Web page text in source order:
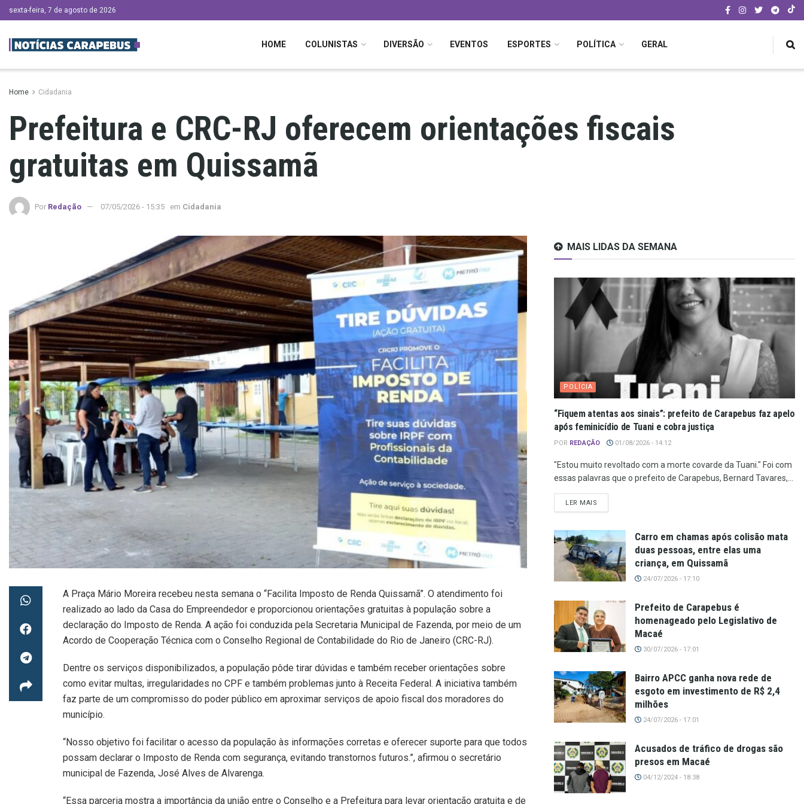
sexta-feira, 7 de agosto de 2026
HOME COLUNISTAS DIVERSÃO EVENTOS ESPORTES POLÍTICA GERAL
Home Cidadania
Prefeitura e CRC-RJ oferecem orientações fiscais
gratuitas em Quissamã
Por Redação 07/05/2026 - 15:35 em Cidadania
A Praça Mário Moreira recebeu nesta semana o “Facilita Imposto de Renda Quissamã”. O atendimento foi
realizado ao lado da Casa do Empreendedor e proporcionou orientações gratuitas à população sobre a
declaração do Imposto de Renda. A ação foi conduzida pela Secretaria Municipal de Fazenda, por meio de um
Acordo de Cooperação Técnica com o Conselho Regional de Contabilidade do Rio de Janeiro (CRC-RJ).
Dentre os serviços disponibilizados, a população pôde tirar dúvidas e também receber orientações sobre
como evitar multas, irregularidades no CPF e também problemas junto à Receita Federal. A iniciativa também
faz parte de um compromisso do poder público em aproximar serviços de apoio fiscal dos moradores do
município.
“Nosso objetivo foi facilitar o acesso da população às informações corretas e oferecer suporte para que todos
possam declarar o Imposto de Renda com segurança, evitando transtornos futuros.”, afirmou o secretário
municipal de Fazenda, José Alves de Alvarenga.
“Essa parceria mostra a importância da união entre o Conselho e a Prefeitura para levar orientação gratuita e de
MAIS LIDAS DA SEMANA
POLÍCIA
“Fiquem atentas aos sinais”: prefeito de Carapebus faz apelo
após feminicídio de Tuani e cobra justiça
POR REDAÇÃO 01/08/2026 - 14:12
"Estou muito revoltado com a morte covarde da Tuani." Foi com
essas palavras que o prefeito de Carapebus, Bernard Tavares,...
LER MAIS
Carro em chamas após colisão mata
duas pessoas, entre elas uma
criança, em Quissamã
24/07/2026 - 17:10
Prefeito de Carapebus é
homenageado pelo Legislativo de
Macaé
30/07/2026 - 17:01
Bairro APCC ganha nova rede de
esgoto em investimento de R$ 2,4
milhões
24/07/2026 - 17:01
Acusados de tráfico de drogas são
presos em Macaé
04/12/2024 - 18:38